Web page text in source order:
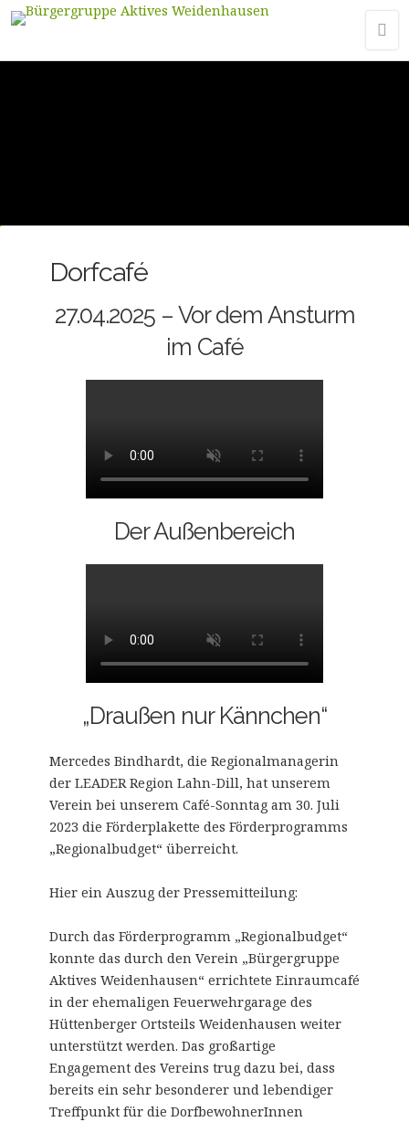
Dorfcafé
27.04.2025 – Vor dem Ansturm
im Café
Der Außenbereich
„Draußen nur Kännchen“
Mercedes Bindhardt, die Regionalmanagerin
der LEADER Region Lahn-Dill, hat unserem
Verein bei unserem Café-Sonntag am 30. Juli
2023 die Förderplakette des Förderprogramms
„Regionalbudget“ überreicht.
Hier ein Auszug der Pressemitteilung:
Durch das Förderprogramm „Regionalbudget“
konnte das durch den Verein „Bürgergruppe
Aktives Weidenhausen“ errichtete Einraumcafé
in der ehemaligen Feuerwehrgarage des
Hüttenberger Ortsteils Weidenhausen weiter
unterstützt werden. Das großartige
Engagement des Vereins trug dazu bei, dass
bereits ein sehr besonderer und lebendiger
Treffpunkt für die DorfbewohnerInnen